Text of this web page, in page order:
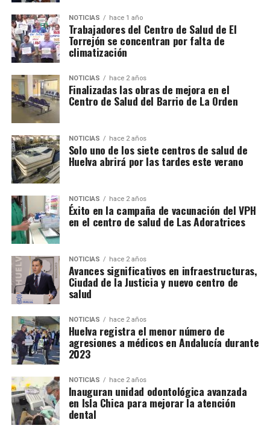
NOTICIAS hace 1 año
Trabajadores del Centro de Salud de El
Torrejón se concentran por falta de
climatización
NOTICIAS hace 2 años
Finalizadas las obras de mejora en el
Centro de Salud del Barrio de La Orden
NOTICIAS hace 2 años
Solo uno de los siete centros de salud de
Huelva abrirá por las tardes este verano
NOTICIAS hace 2 años
Éxito en la campaña de vacunación del VPH
en el centro de salud de Las Adoratrices
NOTICIAS hace 2 años
Avances significativos en infraestructuras,
Ciudad de la Justicia y nuevo centro de
salud
NOTICIAS hace 2 años
Huelva registra el menor número de
agresiones a médicos en Andalucía durante
2023
NOTICIAS hace 2 años
Inauguran unidad odontológica avanzada
en Isla Chica para mejorar la atención
dental